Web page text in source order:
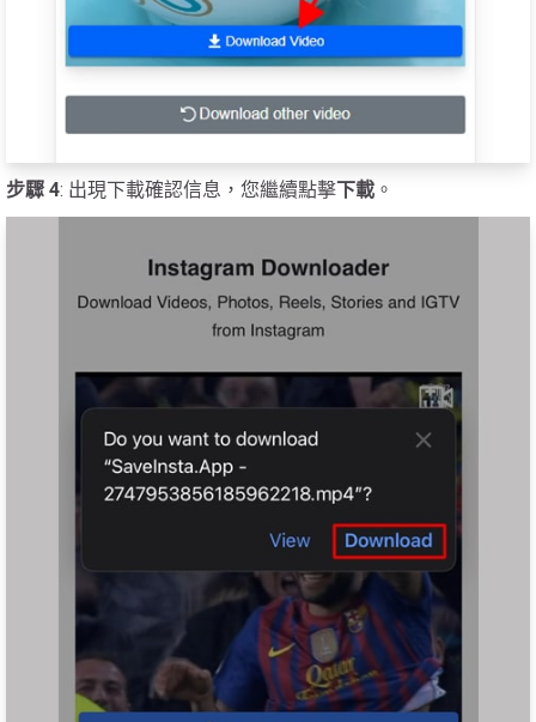
步驟 4: 出現下載確認信息，您繼續點擊下載 。